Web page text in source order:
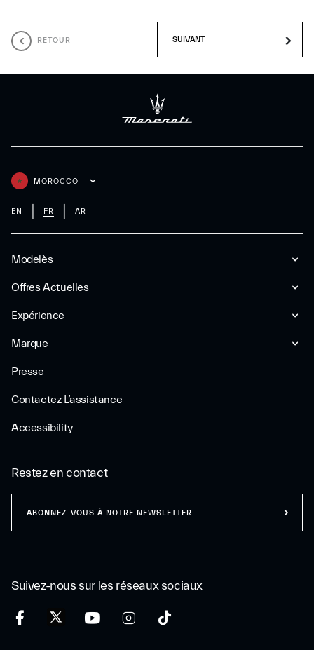
RETOUR
Modelès
Offres Actuelles
Expérience
Marque
Presse
Contactez L’assistance
Accessibility
MOROCCO
EN FR AR
Suivez-nous sur les réseaux sociaux
Restez en contact
ABONNEZ-VOUS À NOTRE NEWSLETTER